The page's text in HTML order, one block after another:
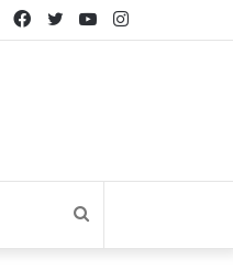
YouTube
Twitter
Facebook
Axtarış